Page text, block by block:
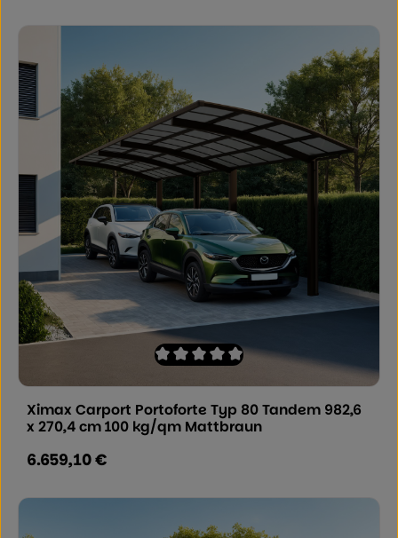
Durchschnittliche Bewertung von 0
Ximax Carport Portoforte Typ 80 Tandem 982,6
x 270,4 cm 100 kg/qm Mattbraun
Regulärer Preis:
6.659,10 €